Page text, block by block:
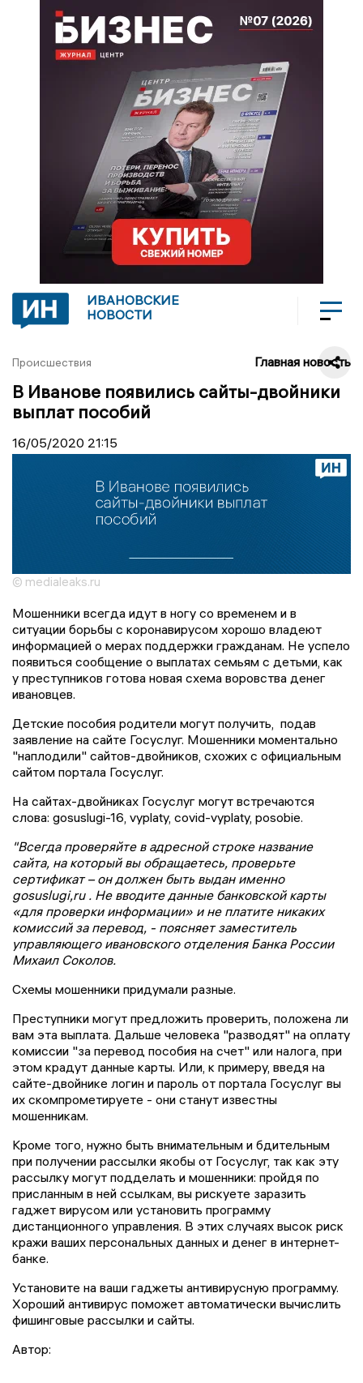
ИВАНОВСКИЕ
НОВОСТИ
Происшествия Главная новость
В Иванове появились сайты-двойники
выплат пособий
16/05/2020 21:15
© medialeaks.ru
Мошенники всегда идут в ногу со временем и в
ситуации борьбы с коронавирусом хорошо владеют
информацией о мерах поддержки гражданам. Не успело
появиться сообщение о выплатах семьям с детьми, как
у преступников готова новая схема воровства денег
ивановцев.
Детские пособия родители могут получить, подав
заявление на сайте Госуслуг. Мошенники моментально
"наплодили" сайтов-двойников, схожих с официальным
сайтом портала Госуслуг.
На сайтах-двойниках Госуслуг могут встречаются
слова: gosuslugi-16, vyplaty, covid-vyplaty, posobie.
"Всегда проверяйте в адресной строке название
сайта, на который вы обращаетесь, проверьте
сертификат – он должен быть выдан именно
gosuslugi,ru . Не вводите данные банковской карты
«для проверки информации» и не платите никаких
комиссий за перевод, - поясняет заместитель
управляющего ивановского отделения Банка России
Михаил Соколов.
Схемы мошенники придумали разные.
Преступники могут предложить проверить, положена ли
вам эта выплата. Дальше человека "разводят" на оплату
комиссии "за перевод пособия на счет" или налога, при
этом крадут данные карты. Или, к примеру, введя на
сайте-двойнике логин и пароль от портала Госуслуг вы
их скомпрометируете - они станут известны
мошенникам.
Кроме того, нужно быть внимательным и бдительным
при получении рассылки якобы от Госуслуг, так как эту
рассылку могут подделать и мошенники: пройдя по
присланным в ней ссылкам, вы рискуете заразить
гаджет вирусом или установить программу
дистанционного управления. В этих случаях высок риск
кражи ваших персональных данных и денег в интернет-
банке.
Установите на ваши гаджеты антивирусную программу.
Хороший антивирус поможет автоматически вычислить
фишинговые рассылки и сайты.
Автор: